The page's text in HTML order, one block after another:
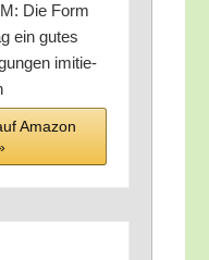
Die Form
ein gutes
imi­tie­
Ama­zon